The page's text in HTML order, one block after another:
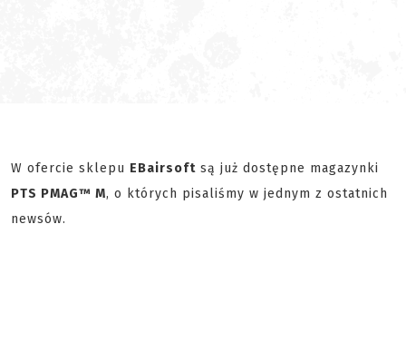
W ofercie sklepu EBairsoft są już dostępne magazynki
PTS PMAG™ M, o których pisaliśmy w jednym z ostatnich
newsów.